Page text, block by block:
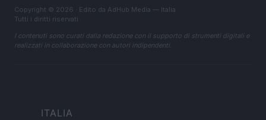
Copyright © 2026 · Edito da AdHub Media — Italia
Tutti i diritti riservati
I contenuti sono curati dalla redazione con il supporto di strumenti digitali e
realizzati in collaborazione con autori indipendenti.
ITALIA